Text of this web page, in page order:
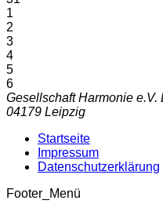
1
2
3
4
5
6
Gesellschaft Harmonie
04179 Leipzig
Startseite
Impressum
Datenschutzerklärung
Footer_Menü